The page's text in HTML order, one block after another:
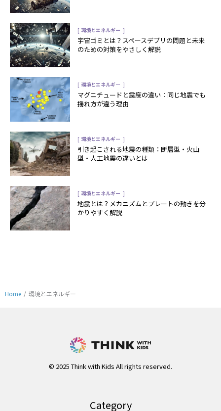
[ 環境とエネルギー ]
宇宙ゴミとは？スペースデブリの問題と未来
のための対策をやさしく解説
[ 環境とエネルギー ]
マグニチュードと震度の違い：同じ地震でも
揺れ方が違う理由
[ 環境とエネルギー ]
引き起こされる地震の種類：断層型・火山
型・人工地震の違いとは
[ 環境とエネルギー ]
地震とは？メカニズムとプレートの動きを分
かりやすく解説
Home / 環境とエネルギー
© 2025 Think with Kids All rights reserved.
Category